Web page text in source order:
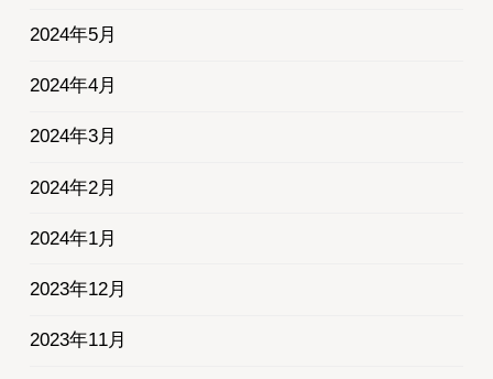
2024年5月
2024年4月
2024年3月
2024年2月
2024年1月
2023年12月
2023年11月